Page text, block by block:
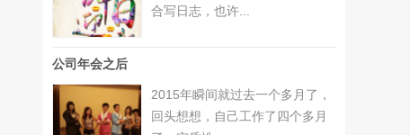
合写日志，也许...
公司年会之后
2015年瞬间就过去一个多月了，
回头想想，自己工作了四个多月